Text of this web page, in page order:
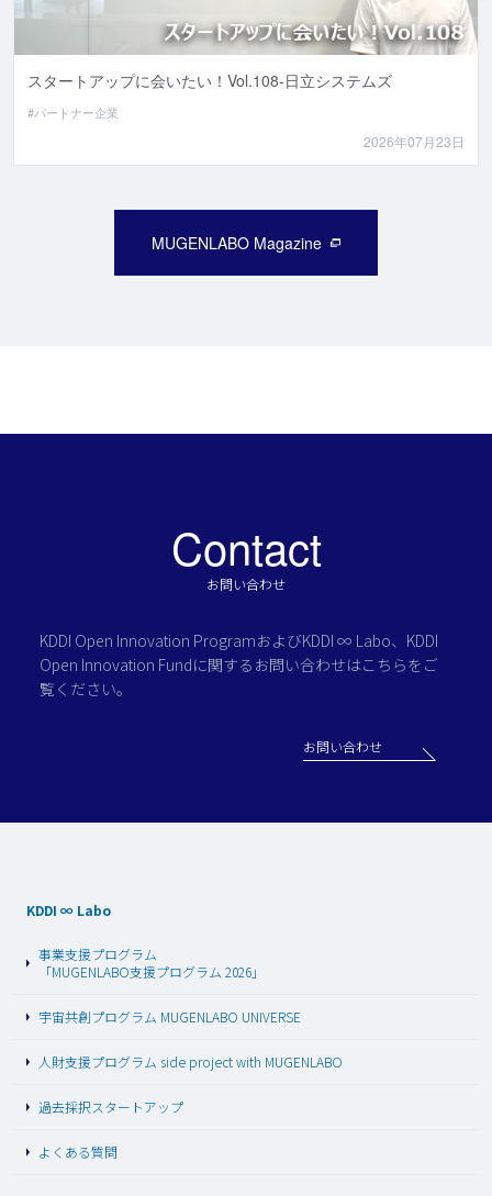
スタートアップに会いたい！Vol.108-日立システムズ
#パートナー企業
2026年07月23日
MUGENLABO Magazine
Contact
お問い合わせ
KDDI Open Innovation ProgramおよびKDDI ∞ Labo、KDDI
Open Innovation Fundに関する お問い合わせはこちらをご
覧ください。
お問い合わせ
KDDI ∞ Labo
事業支援プログラム
「MUGENLABO支援プログラム 2026」
宇宙共創プログラム MUGENLABO UNIVERSE
人財支援プログラム side project with MUGENLABO
過去採択スタートアップ
よくある質問